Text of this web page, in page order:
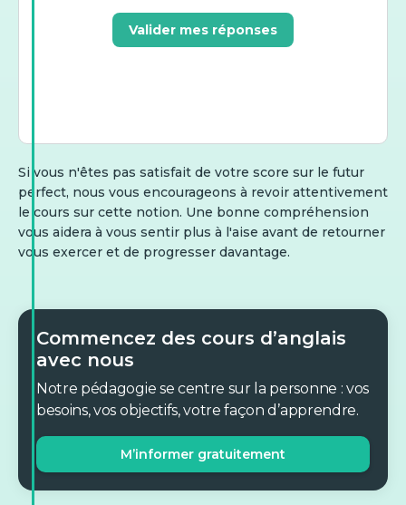
Valider mes réponses
Si vous n'êtes pas satisfait de votre score sur le futur
perfect, nous vous encourageons à revoir attentivement
le cours sur cette notion. Une bonne compréhension
vous aidera à vous sentir plus à l'aise avant de retourner
vous exercer et de progresser davantage.
Commencez des cours d’anglais
avec nous
Notre pédagogie se centre sur la personne : vos
besoins, vos objectifs, votre façon d’apprendre.
M’informer gratuitement